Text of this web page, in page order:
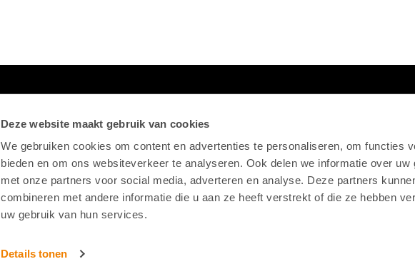
Deze website maakt gebruik van cookies
We gebruiken cookies om content en advertenties te personaliseren, om functies
bieden en om ons websiteverkeer te analyseren. Ook delen we informatie over uw
met onze partners voor social media, adverteren en analyse. Deze partners
combineren met andere informatie die u aan ze heeft verstrekt of die ze hebben
uw gebruik van hun services.
Details tonen